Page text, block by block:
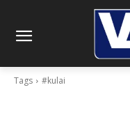
Tags #kulai